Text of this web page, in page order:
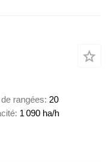
rangées 20
1 090 ha/h